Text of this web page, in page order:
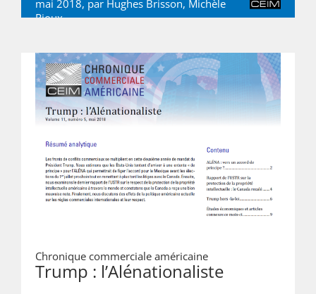
mai 2018, par Hughes Brisson, Michèle
Rioux
Chronique commerciale américaine
Trump : l’Alénationaliste